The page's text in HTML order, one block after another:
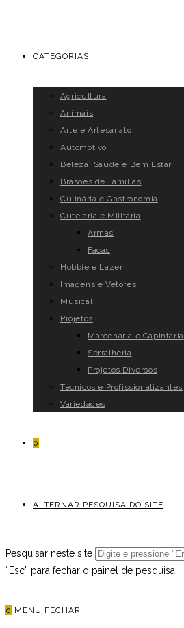
CATEGORIAS
Agricultura
Animais
Arte e Artesanato
Automotivo
Beleza, Saúde e Bem Estar
Brasões de Famílias
Culinária e Gastronomia
Cutelaria e Militaria
Armas
Facas
Hobbie e Lazer
Imagens e Vetores
Musical
Projetos
Marcenaria e Capintaria
Serralheria
Projetos Diversos
Técnicos e Profissionalizantes
Variedades
0
ALTERNAR PESQUISA DO SITE
Pesquisar neste site
“Esc” para fechar o painel de pesquisa.
0 MENU FECHAR